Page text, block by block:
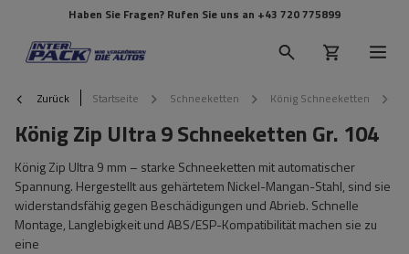
Haben Sie Fragen? Rufen Sie uns an +43 720 775899
Zurück Startseite Schneeketten König Schneeketten
König Zip Ultra 9 Schneeketten Gr. 104
König Zip Ultra 9 mm – starke Schneeketten mit automatischer
Spannung. Hergestellt aus gehärtetem Nickel-Mangan-Stahl, sind sie
widerstandsfähig gegen Beschädigungen und Abrieb. Schnelle
Montage, Langlebigkeit und ABS/ESP-Kompatibilität machen sie zu
eine